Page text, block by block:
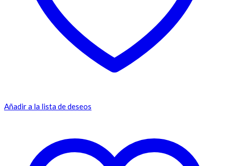
Añadir a la lista de deseos